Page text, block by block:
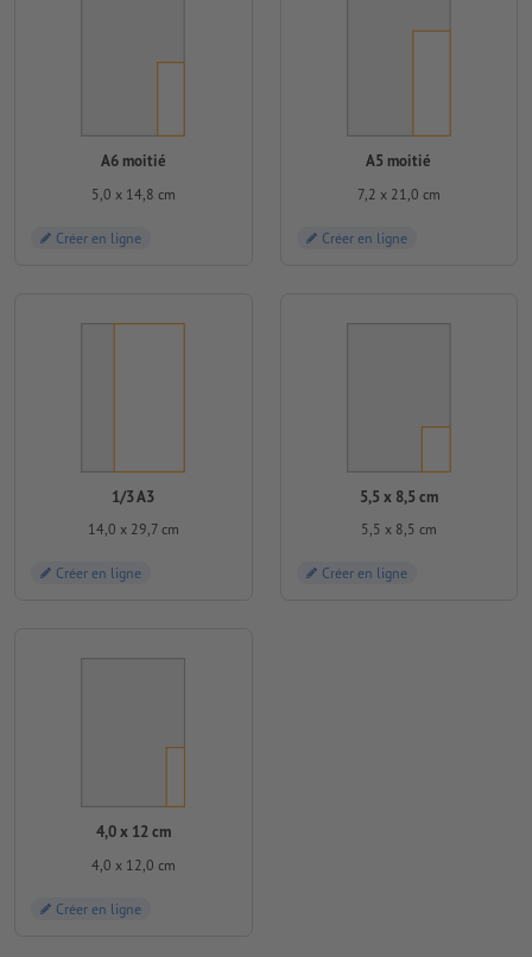
A6 moitié
5,0 x 14,8 cm
Créer en ligne
A5 moitié
7,2 x 21,0 cm
Créer en ligne
1/3 A3
14,0 x 29,7 cm
Créer en ligne
5,5 x 8,5 cm
5,5 x 8,5 cm
Créer en ligne
4,0 x 12 cm
4,0 x 12,0 cm
Créer en ligne